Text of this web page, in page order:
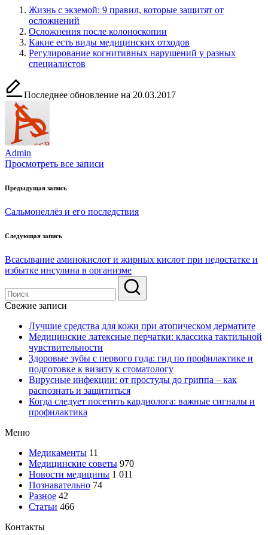
Жизнь с экземой: 9 правил, которые защитят от
осложнений
Осложнения после колоноскопии
Какие есть виды медицинских отходов
Регулирование когнитивных нарушений у разных
специалистов
Последнее обновление на 20.03.2017
Admin
Просмотреть все записи
Навигация
по
Предыдущая запись
Сальмонеллёз и его последствия
Следующая запись
Всасывание аминокислот и жирных кислот при недостатке и
избытке инсулина в организме
Свежие записи
Лучшие средства для кожи при атопическом дерматите
Медицинские латексные перчатки: классика тактильной
чувствительности
Здоровые зубы с первого года: гид по профилактике и
подготовке к визиту к стоматологу
Вирусные инфекции: от простуды до гриппа – как
распознать и защититься
Когда следует посетить кардиолога: важные сигналы и
профилактика
Меню
Медикаменты 11
Медицинские советы 970
Новости медицины 1 011
Познавательно 74
Разное 42
Статьи 466
Контакты